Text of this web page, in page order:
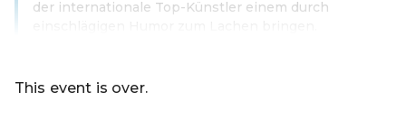
der internationale Top-Künstler einem durch
This event is over.